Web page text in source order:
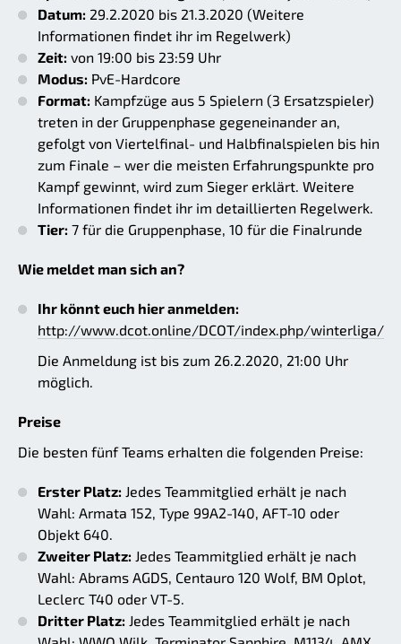
Datum: 29.2.2020 bis 21.3.2020 (Weitere
Informationen findet ihr im Regelwerk)
Zeit: von 19:00 bis 23:59 Uhr
Modus: PvE-Hardcore
Format: Kampfzüge aus 5 Spielern (3 Ersatzspieler)
treten in der Gruppenphase gegeneinander an,
gefolgt von Viertelfinal- und Halbfinalspielen bis hin
zum Finale – wer die meisten Erfahrungspunkte pro
Kampf gewinnt, wird zum Sieger erklärt. Weitere
Informationen findet ihr im detaillierten Regelwerk.
Tier: 7 für die Gruppenphase, 10 für die Finalrunde
Wie meldet man sich an?
Ihr könnt euch hier anmelden:
http://www.dcot.online/DCOT/index.php/winterliga/
Die Anmeldung ist bis zum 26.2.2020, 21:00 Uhr
möglich.
Preise
Die besten fünf Teams erhalten die folgenden Preise:
Erster Platz: Jedes Teammitglied erhält je nach
Wahl: Armata 152, Type 99A2-140, AFT-10 oder
Objekt 640.
Zweiter Platz: Jedes Teammitglied erhält je nach
Wahl: Abrams AGDS, Centauro 120 Wolf, BM Oplot,
Leclerc T40 oder VT-5.
Dritter Platz: Jedes Teammitglied erhält je nach